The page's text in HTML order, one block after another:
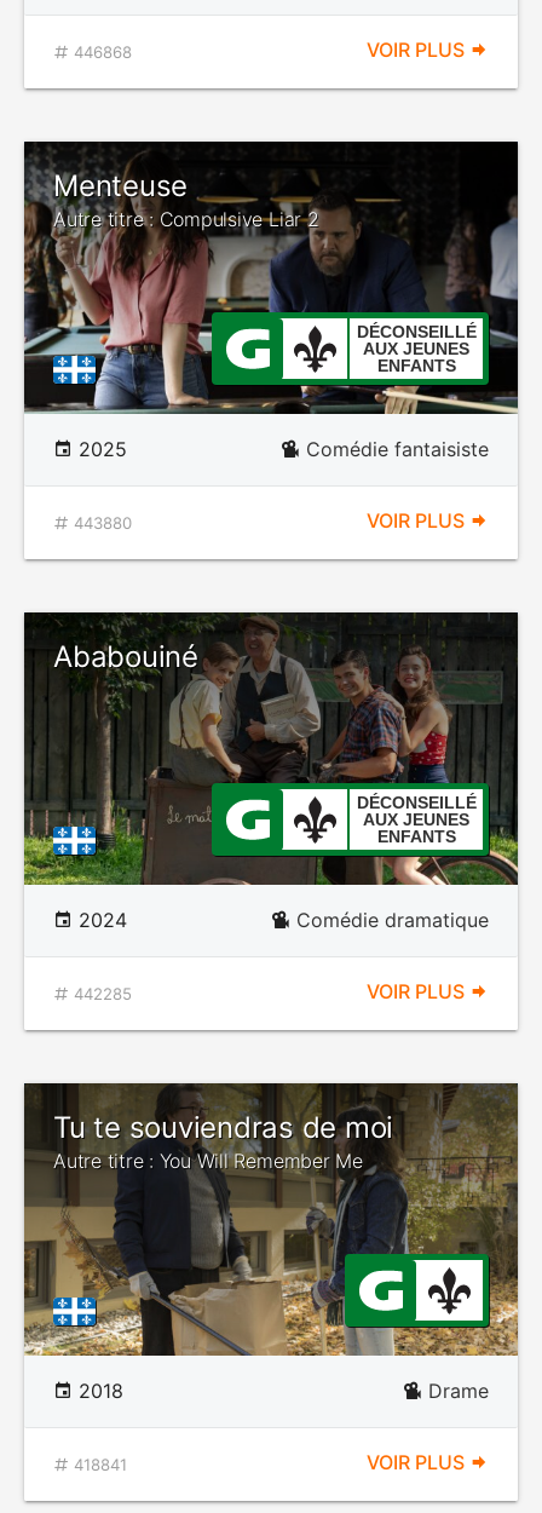
446868 VOIR PLUS
Menteuse
Autre titre : Compulsive Liar 2
DÉCONSEILLÉ
AUX JEUNES
ENFANTS
2025 Comédie fantaisiste
443880 VOIR PLUS
Ababouiné
DÉCONSEILLÉ
AUX JEUNES
ENFANTS
2024 Comédie dramatique
442285 VOIR PLUS
Tu te souviendras de moi
Autre titre : You Will Remember Me
2018 Drame
418841 VOIR PLUS